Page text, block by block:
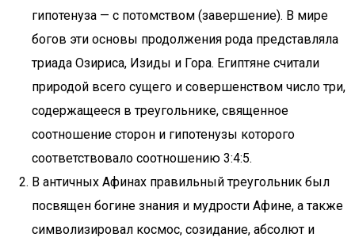
гипотенуза — с потомством (завершение). В мире
богов эти основы продолжения рода представляла
триада Озириса, Изиды и Гора. Египтяне считали
природой всего сущего и совершенством число три,
содержащееся в треугольнике, священное
соотношение сторон и гипотенузы которого
соответствовало соотношению 3:4:5.
В античных Афинах правильный треугольник был
посвящен богине знания и мудрости Афине, а также
символизировал космос, созидание, абсолют и